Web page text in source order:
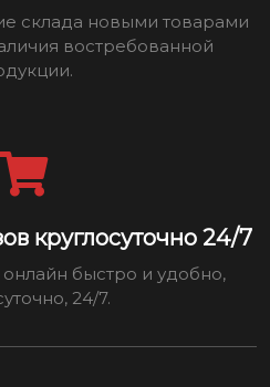
склада новыми товарами
востребованной
круглосуточно 24/7
быстро и удобно,
24/7.